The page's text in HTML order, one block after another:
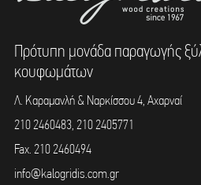
Πρότυπη μονάδα παραγωγής
κουφωμάτων
Λ. Καραμανλή & Ναρκίσσου 4, Αχαρναί
210 2460483, 210 2405771
Fax. 210 2460494
info@kalogridis.com.gr